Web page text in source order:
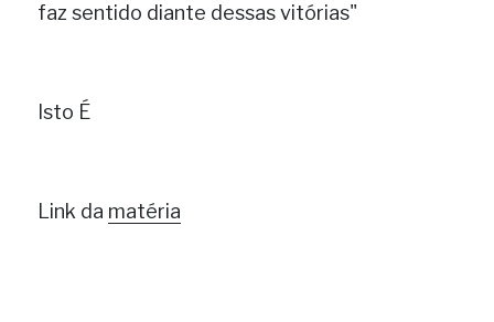
faz sentido diante dessas vitórias"
Isto É
Link da matéria